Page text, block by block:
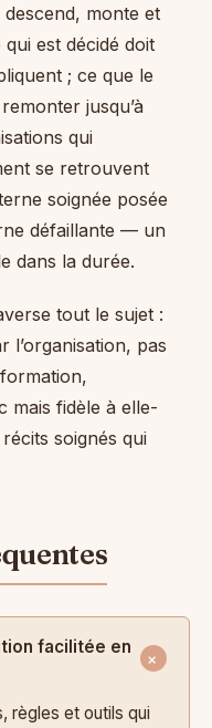
descend, monte et
est décidé doit
; ce que le
jusqu’à
qui
se retrouvent
soignée posée
défaillante — un
dans la durée.
tout le sujet :
l’organisation, pas
mais fidèle à elle-
soignés qui
facilitée en
règles et outils qui